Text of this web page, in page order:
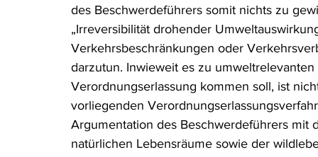
des Beschwerdeführers somit nichts zu
„Irreversibilität drohender
Verkehrsbeschränkungen oder
darzutun. Inwieweit es zu
Verordnungserlassung kommen soll, ist
vorliegenden
Argumentation des Beschwerdeführers mit
natürlichen Lebensräume sowie der